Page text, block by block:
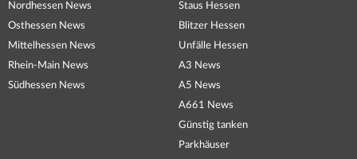
Nordhessen News
Osthessen News
Mittelhessen News
Rhein-Main News
Südhessen News
Staus Hessen
Blitzer Hessen
Unfälle Hessen
A3 News
A5 News
A661 News
Günstig tanken
Parkhäuser